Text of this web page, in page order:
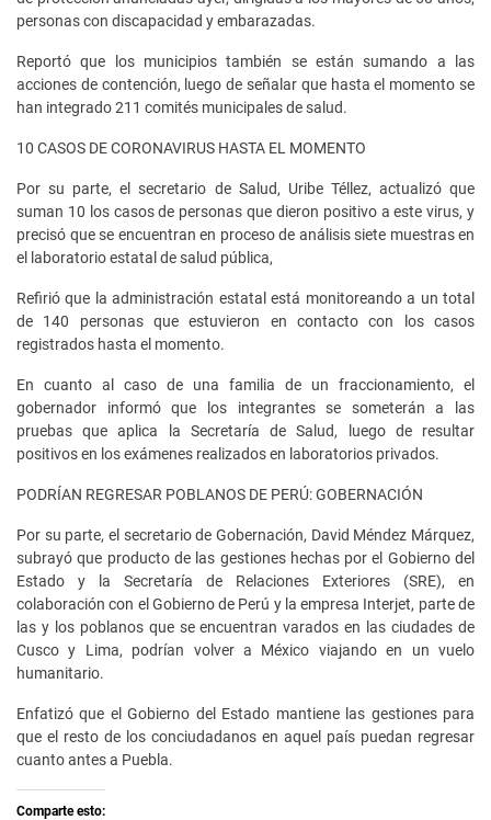
personas con discapacidad y embarazadas.
Reportó que los municipios también se están sumando a las
acciones de contención, luego de señalar que hasta el momento se
han integrado 211 comités municipales de salud.
10 CASOS DE CORONAVIRUS HASTA EL MOMENTO
Por su parte, el secretario de Salud, Uribe Téllez, actualizó que
suman 10 los casos de personas que dieron positivo a este virus, y
precisó que se encuentran en proceso de análisis siete muestras en
el laboratorio estatal de salud pública,
Refirió que la administración estatal está monitoreando a un total
de 140 personas que estuvieron en contacto con los casos
registrados hasta el momento.
En cuanto al caso de una familia de un fraccionamiento, el
gobernador informó que los integrantes se someterán a las
pruebas que aplica la Secretaría de Salud, luego de resultar
positivos en los exámenes realizados en laboratorios privados.
PODRÍAN REGRESAR POBLANOS DE PERÚ: GOBERNACIÓN
Por su parte, el secretario de Gobernación, David Méndez Márquez,
subrayó que producto de las gestiones hechas por el Gobierno del
Estado y la Secretaría de Relaciones Exteriores (SRE), en
colaboración con el Gobierno de Perú y la empresa Interjet, parte de
las y los poblanos que se encuentran varados en las ciudades de
Cusco y Lima, podrían volver a México viajando en un vuelo
humanitario.
Enfatizó que el Gobierno del Estado mantiene las gestiones para
que el resto de los conciudadanos en aquel país puedan regresar
cuanto antes a Puebla.
Comparte esto: